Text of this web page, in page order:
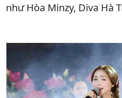
như Hòa Minzy, Diva Hà